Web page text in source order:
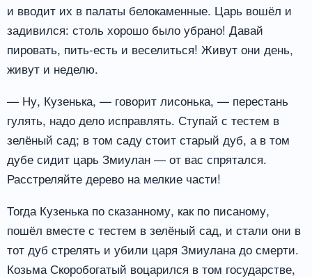
и вводит их в палаты белокаменные. Царь вошёл и
задивился: столь хорошо было убрано! Давай
пировать, пить-есть и веселиться! Живут они день,
живут и неделю.
— Ну, Кузенька, — говорит лисонька, — перестань
гулять, надо дело исправлять. Ступай с тестем в
зелёный сад; в том саду стоит старый дуб, а в том
дубе сидит царь Змиулан — от вас спрятался.
Расстреляйте дерево на мелкие части!
Тогда Кузенька по сказанному, как по писаному,
пошёл вместе с тестем в зелёный сад, и стали они в
тот дуб стрелять и убили царя Змиулана до смерти.
Козьма Скоробогатый воцарился в том государстве,